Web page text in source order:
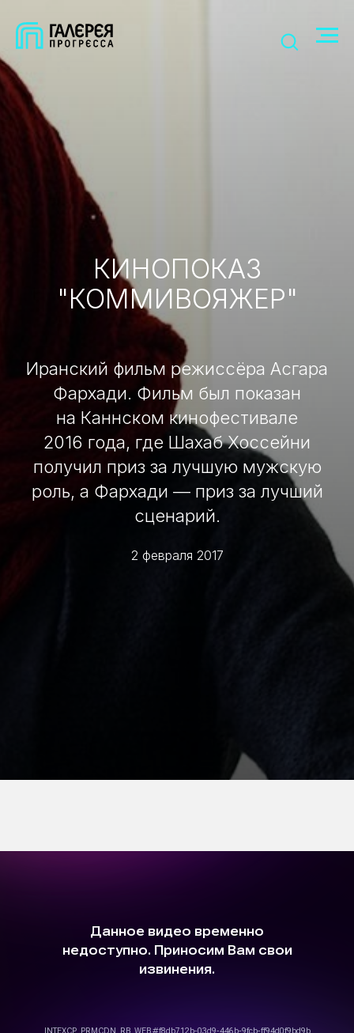
КИНОПОКАЗ
"КОММИВОЯЖЕР"
Иранский фильм режиссёра Асгара
Фархади. Фильм был показан
на Каннском кинофестивале
2016 года, где Шахаб Хоссейни
получил приз за лучшую мужскую
роль, а Фархади — приз за лучший
сценарий.
2 февраля 2017